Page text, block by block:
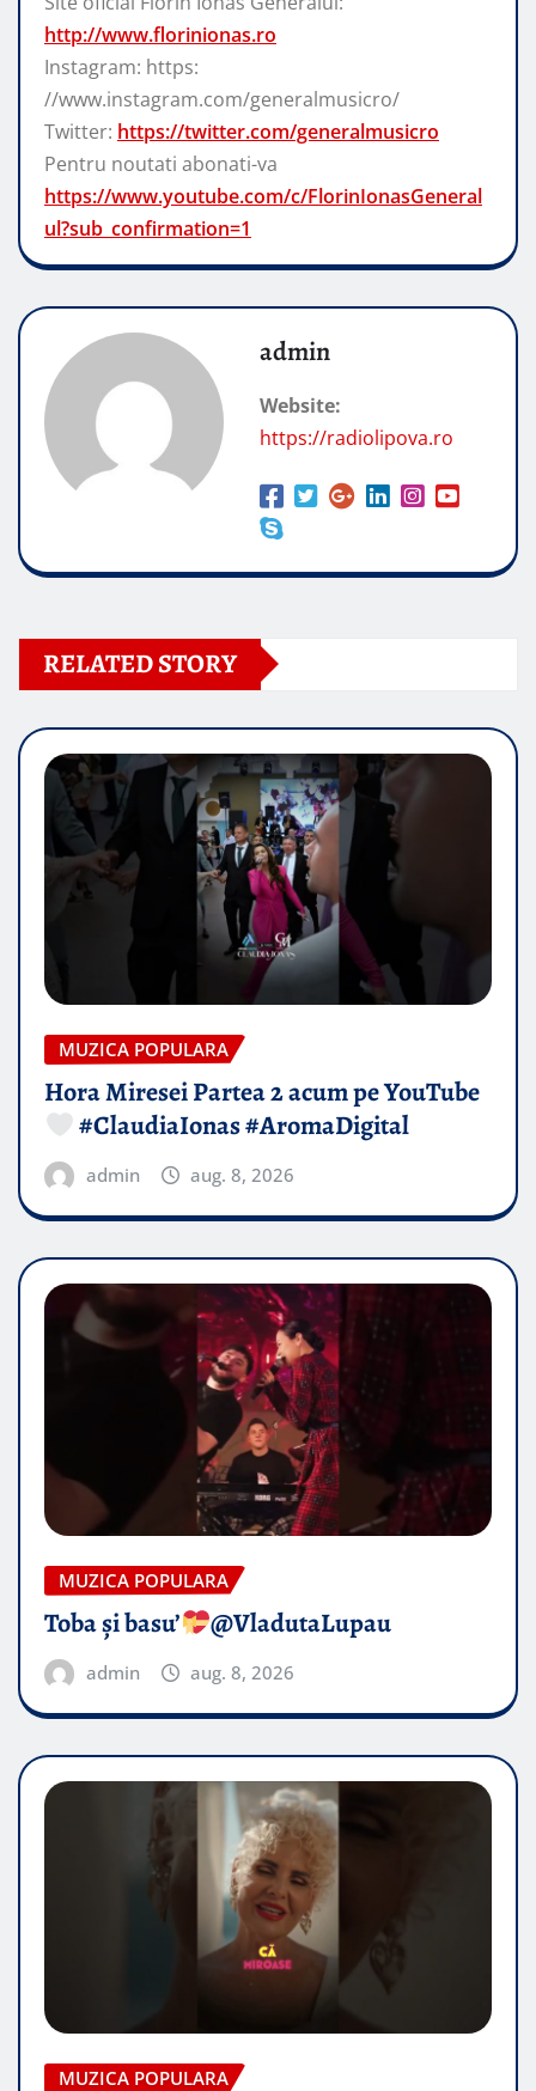
http://www.florinionas.ro
Instagram: https:
//www.instagram.com/generalmusicro/
Twitter: https://twitter.com/generalmusicro
Pentru noutati abonati-va
https://www.youtube.com/c/FlorinIonasGeneral
ul?sub_confirmation=1
admin
Website:
https://radiolipova.ro
RELATED STORY
MUZICA POPULARA
Hora Miresei Partea 2 acum pe YouTube
#ClaudiaIonas #AromaDigital
admin aug. 8, 2026
MUZICA POPULARA
Toba și basu’ @VladutaLupau
admin aug. 8, 2026
MUZICA POPULARA